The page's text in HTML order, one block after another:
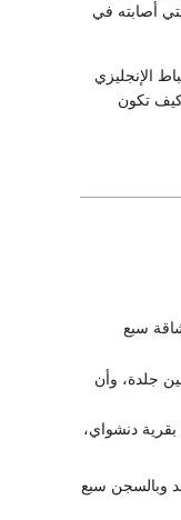
أصابته في
الإنجليزي
كيف تكون
سبع
جلدة، وأن
دنشواي،
وبالسجن سبع